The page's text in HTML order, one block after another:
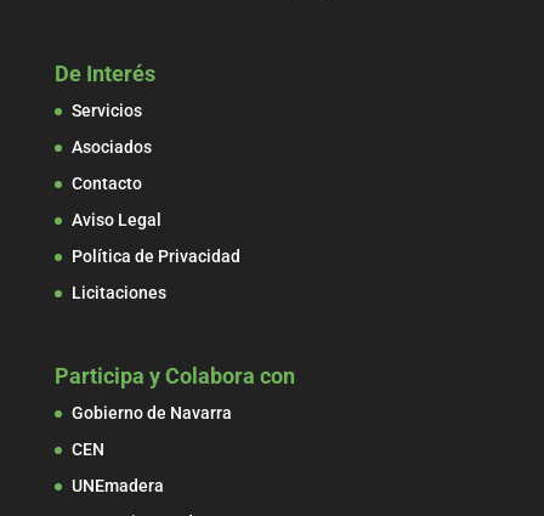
De Interés
Servicios
Asociados
Contacto
Aviso Legal
Política de Privacidad
Licitaciones
Participa y Colabora con
Gobierno de Navarra
CEN
UNEmadera